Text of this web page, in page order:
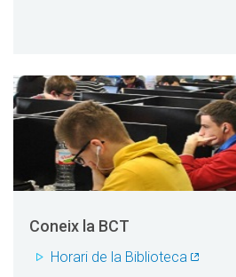
Coneix la BCT
Horari de la Biblioteca